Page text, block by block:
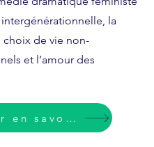
intergénérationnelle, la
choix de vie non-
et l’amour des
Pour en savoir plus